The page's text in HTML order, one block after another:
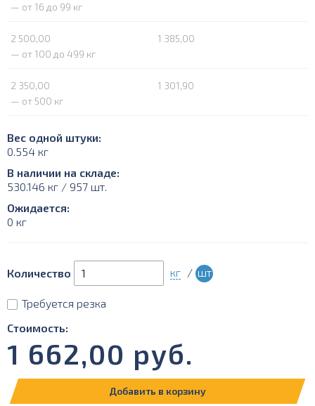
— от 16 до 99 кг
2 500,00
1 385,00
— от 100 до 499 кг
2 350,00
1 301,90
— от 500 кг
Вес одной штуки:
0.554 кг
В наличии на складе:
530.146 кг / 957 шт.
Ожидается:
0 кг
Количество кг / шт
Требуется резка
Стоимость:
1 662,00 руб.
Добавить в корзину